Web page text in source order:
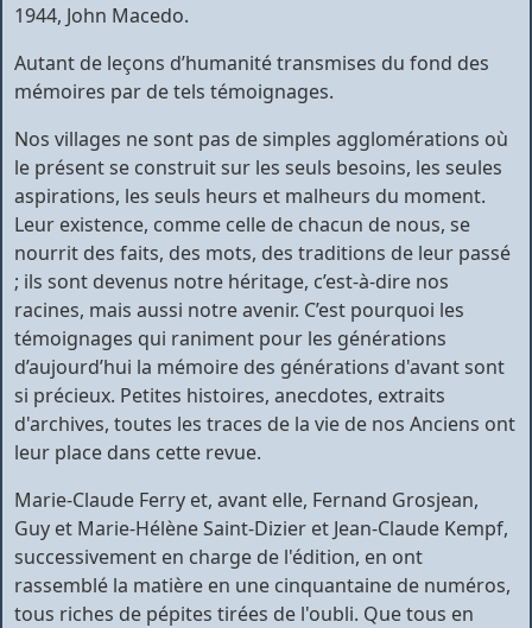
1944, John Macedo.
Autant de leçons d’humanité transmises du fond des
mémoires par de tels témoignages.
Nos villages ne sont pas de simples agglomérations où
le présent se construit sur les seuls besoins, les seules
aspirations, les seuls heurs et malheurs du moment.
Leur existence, comme celle de chacun de nous, se
nourrit des faits, des mots, des traditions de leur passé
; ils sont devenus notre héritage, c’est-à-dire nos
racines, mais aussi notre avenir. C’est pourquoi les
témoignages qui raniment pour les générations
d’aujourd’hui la mémoire des générations d'avant sont
si précieux. Petites histoires, anecdotes, extraits
d'archives, toutes les traces de la vie de nos Anciens ont
leur place dans cette revue.
Marie-Claude Ferry et, avant elle, Fernand Grosjean,
Guy et Marie-Hélène Saint-Dizier et Jean-Claude Kempf,
successivement en charge de l'édition, en ont
rassemblé la matière en une cinquantaine de numéros,
tous riches de pépites tirées de l'oubli. Que tous en